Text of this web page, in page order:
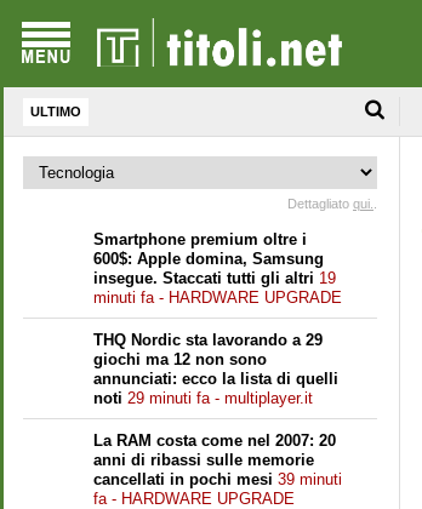
ULTIMO
Dettagliato qui.
Smartphone premium oltre i
600$: Apple domina, Samsung
insegue. Staccati tutti gli altri 19
minuti fa - HARDWARE UPGRADE
THQ Nordic sta lavorando a 29
giochi ma 12 non sono
annunciati: ecco la lista di quelli
noti 29 minuti fa - multiplayer.it
La RAM costa come nel 2007: 20
anni di ribassi sulle memorie
cancellati in pochi mesi 39 minuti
fa - HARDWARE UPGRADE